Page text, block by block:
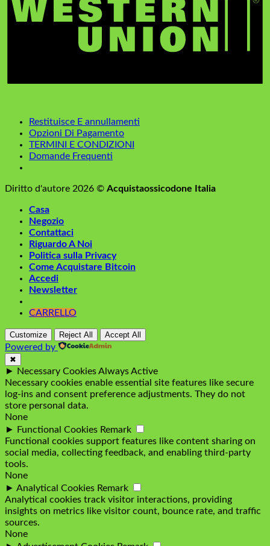
Restituisce E annullamenti
Opzioni Di Pagamento
TERMINI E CONDIZIONI
Domande Frequenti
Diritto d'autore 2026 © Acquistaossicodone Italia
Casa
Negozio
Contattaci
Riguardo A Noi
Politica sulla Privacy
Come Acquistare Bitcoin
Accedi
Newsletter
CARRELLO
Customize Reject All Accept All
Powered by
✖
► Necessary CookiesAlways Active
Necessary cookies enable essential site features like secure
log-ins and consent preference adjustments. They do not
store personal data.
None
►
Functional Cookies Remark
Functional cookies support features like content sharing on
social media, collecting feedback, and enabling third-party
tools.
None
► Analytical Cookies Remark
Analytical cookies track visitor interactions, providing
insights on metrics like visitor count, bounce rate, and traffic
sources.
None